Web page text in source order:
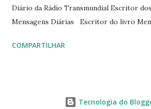
Diário da Rádio Transmundial Escritor
Mensagens Diárias Escritor do livro
livromensagensdiarias@gmail.com
www.facebook.com/
COMPARTILHAR
Tecnologia do